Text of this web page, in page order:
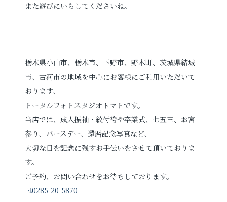
また遊びにいらしてくださいね。
栃木県小山市、栃木市、下野市、野木町、茨城県結城
市、古河市の地域を中心にお客様にご利用いただいて
おります、
トータルフォトスタジオトマトです。
当店では、成人振袖・紋付袴や卒業式、七五三、お宮
参り、バースデー、還暦記念写真など、
大切な日を記念に残すお手伝いをさせて頂いておりま
す。
ご予約、お問い合わせをお待ちしております。
℡0285-20-5870